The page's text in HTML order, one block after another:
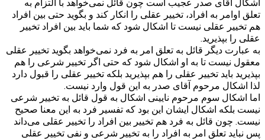
اشکال آقای صدر عجیب است چون قائل نمی‌خواهد با التزام به
تعلق اوامر به افراد، تخییر عقلی را انکار کند و بگوید حتی بین افراد
هم تخییر عقلی نیست تا اشکال شود که شما باید بین افراد تخییر
عقلی را بپذیرید.
به عبارت دیگر قائل به تعلق امر به فرد نمی‌خواهد بگوید تخییر عقلی
معقول نیست تا به او اشکال شود که حتی اگر تخییر شرعی را هم
بپذیرید باید تخییر عقلی را هم بپذیرید بلکه تخییر عقلی را قبول دارد
لذا اشکال مرحوم آقای صدر به این قول وارد نیست.
اما اشکال سوم مرحوم نایینی اشکال به قول قائل به تخییر شرعی
نیست بلکه اشکال ایشان این بود که تفسیر فرد به این معنا صحیح
نیست. چون قائل به فرد هم تخییر بین افراد را تخییر عقلی می‌داند
پس نباید تعلق امر به افراد را به تخییر شرعی و نفی تخییر عقلی